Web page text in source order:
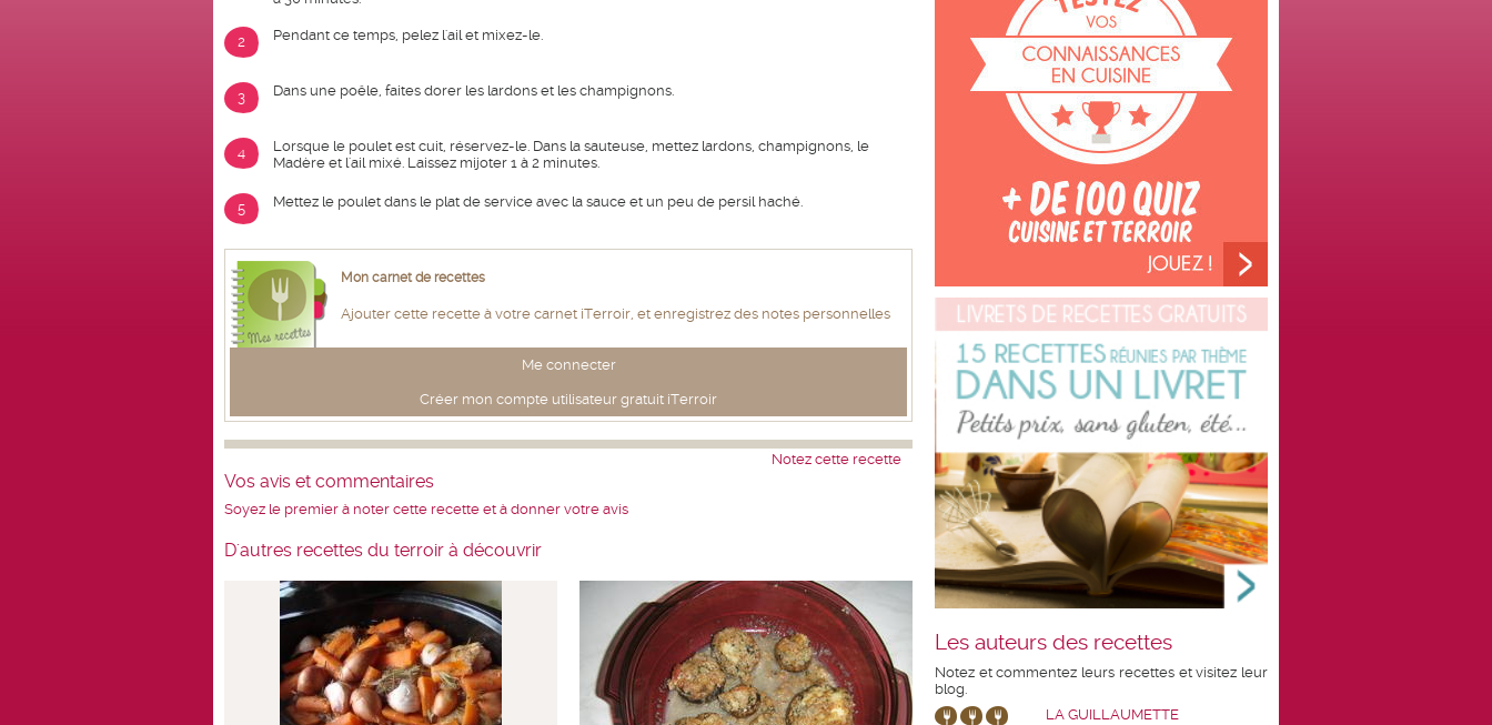
2 Pendant ce temps, pelez l'ail et mixez-le.
3 Dans une poêle, faites dorer les lardons et les champignons.
4
Lorsque le poulet est cuit, réservez-le. Dans la sauteuse, mettez lardons, champignons, le
Madère et l'ail mixé. Laissez mijoter 1 à 2 minutes.
5 Mettez le poulet dans le plat de service avec la sauce et un peu de persil haché.
Mon carnet de recettes
Ajouter cette recette à votre carnet iTerroir, et enregistrez des notes personnelles
Me connecter
Créer mon compte utilisateur gratuit iTerroir
Notez cette recette
Vos avis et commentaires
Soyez le premier à noter cette recette et à donner votre avis
D'autres recettes du terroir à découvrir
Les auteurs des recettes
Notez et commentez leurs recettes et visitez leur
blog.
LA GUILLAUMETTE